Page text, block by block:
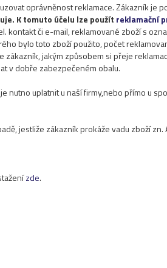
oprávněnost reklamace. Zákazník je
K tomuto účelu lze použít reklamační
kontakt či e-mail, reklamované zboží s
bylo toto zboží použito, počet
zákazník, jakým způsobem si přeje
v dobře zabezpečeném obalu.
nutno uplatnit u naší firmy,nebo přímo u
jestliže zákazník prokáže vadu zboží
zde.